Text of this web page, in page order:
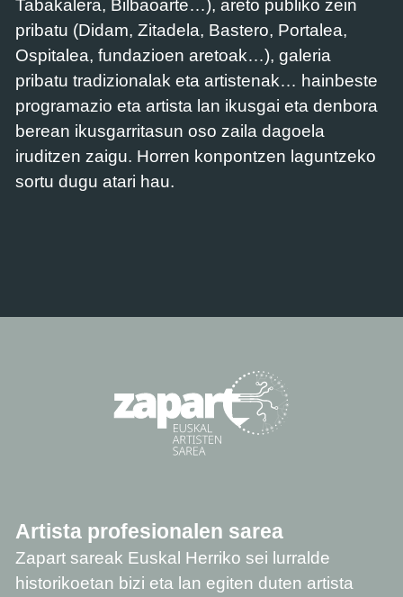
Tabakalera, Bilbaoarte…), areto publiko zein
pribatu (Didam, Zitadela, Bastero, Portalea,
Ospitalea, fundazioen aretoak…), galeria
pribatu tradizionalak eta artistenak… hainbeste
programazio eta artista lan ikusgai eta denbora
berean ikusgarritasun oso zaila dagoela
iruditzen zaigu. Horren konpontzen laguntzeko
sortu dugu atari hau.
Artista profesionalen sarea
Zapart sareak Euskal Herriko sei lurralde
historikoetan bizi eta lan egiten duten artista